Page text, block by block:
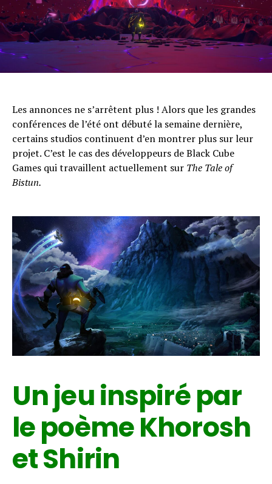
Les annonces ne s’arrêtent plus ! Alors que les grandes
conférences de l’été ont débuté la semaine dernière,
certains studios continuent d’en montrer plus sur leur
projet. C’est le cas des développeurs de Black Cube
Games qui travaillent actuellement sur The Tale of
Bistun.
Un jeu inspiré par
le poème Khorosh
et Shirin